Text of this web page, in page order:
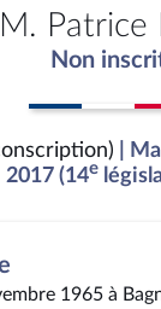
M. Patrice
Non
|
2017 (14e
1965 à